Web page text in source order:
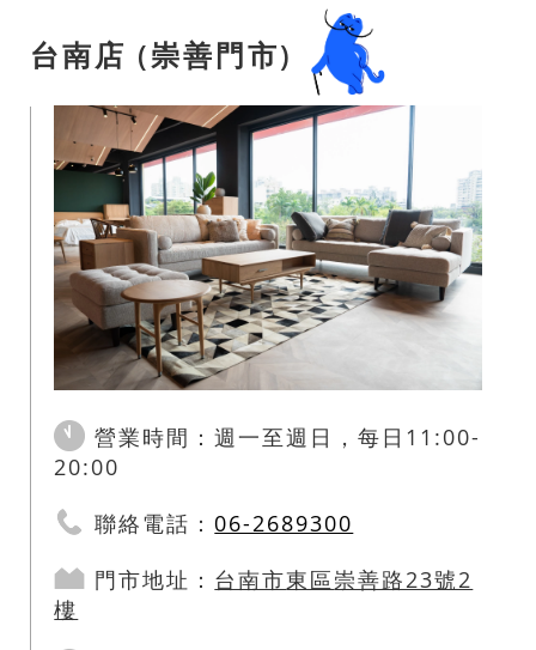
台南店 (崇善門市)
營業時間：週一至週日，每日11:00-
20:00
聯絡電話：06-2689300
門市地址： 台南市東區崇善路23號2
樓